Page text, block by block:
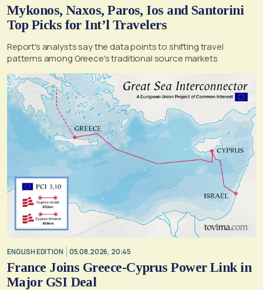
Mykonos, Naxos, Paros, Ios and Santorini
Top Picks for Int’l Travelers
Report's analysts say the data points to shifting travel
patterns among Greece's traditional source markets
ENGLISH EDITION 05.08.2026, 20:45
France Joins Greece-Cyprus Power Link in
Major GSI Deal